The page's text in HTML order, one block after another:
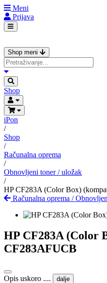
Meni
Prijava
Shop meni
Shop
iPon
/
Shop
/
Računalna oprema
/
Obnovljeni toner / uložak
/
HP CF283A (Color Box)
Računalna oprema /
HP CF283A (Color
CF283AFUCB
Opis uskoro .... dalje